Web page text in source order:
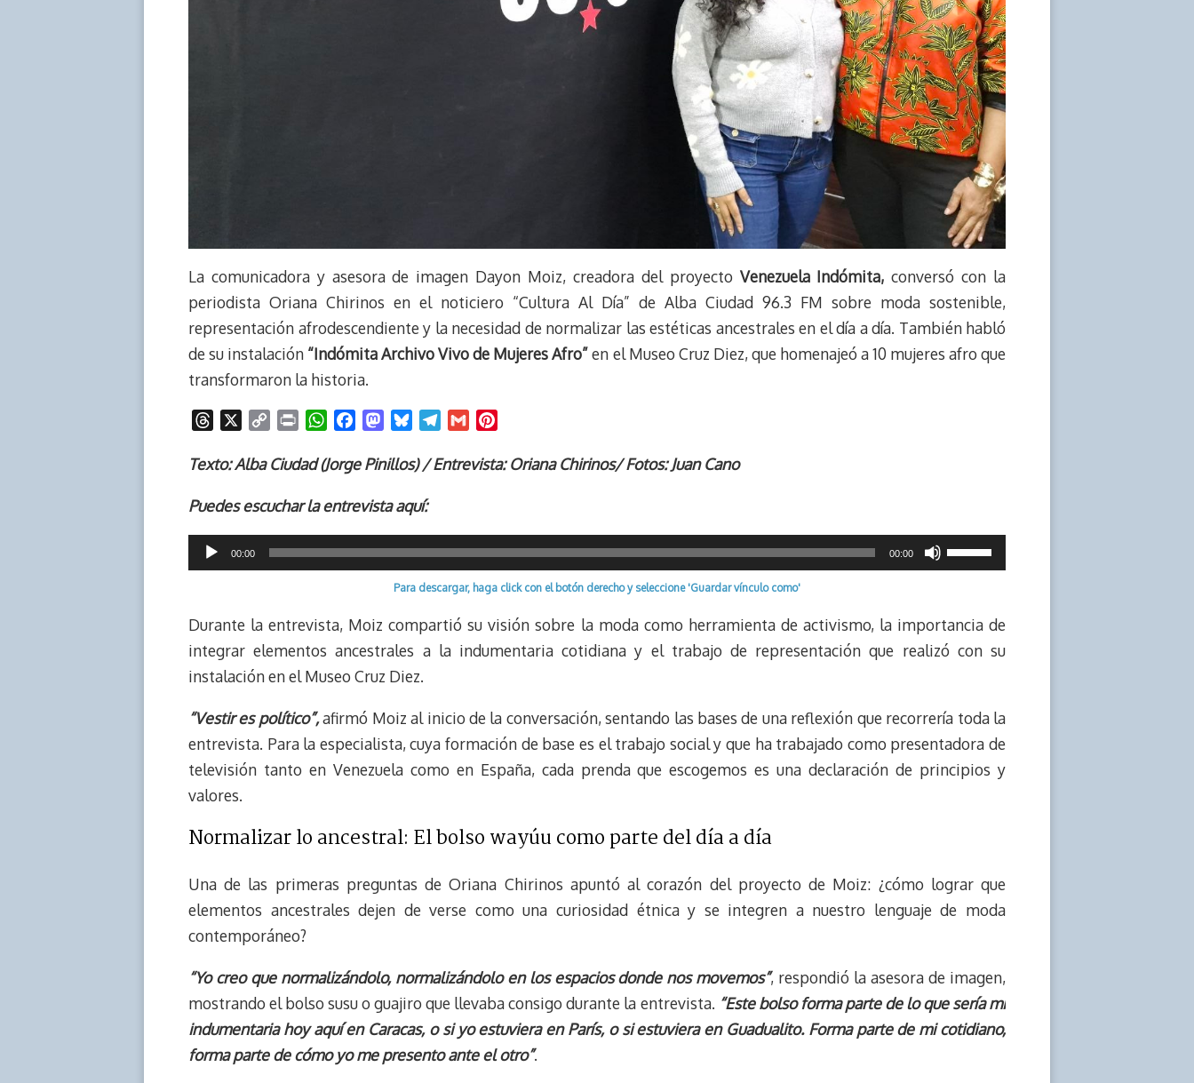
La comunicadora y asesora de imagen Dayon Moiz, creadora del proyecto Venezuela Indómita, conversó con la
periodista Oriana Chirinos en el noticiero “Cultura Al Día” de Alba Ciudad 96.3 FM sobre moda sostenible,
representación afrodescendiente y la necesidad de normalizar las estéticas ancestrales en el día a día. También habló
de su instalación “Indómita Archivo Vivo de Mujeres Afro”en el Museo Cruz Diez, que homenajeó a 10 mujeres afro que
transformaron la historia.
r
a
s
p
L
n
k
i
t
W
a
s
p
p
c
b
o
k
M
s
o
o
n
u
s
y
l
a
m
a
n
e
s
t
Texto: Alba Ciudad (Jorge Pinillos) / Entrevista: Oriana Chirinos/ Fotos: Juan Cano
Puedes escuchar la entrevista aquí:
Reproductor
de
00:00 00:00
Utiliza
las
de
flecha
aumentar
o
disminuir
Para descargar, haga click con el botón derecho y seleccione 'Guardar vínculo como'
Durante la entrevista, Moiz compartió su visión sobre la moda como herramienta de activismo, la importancia de
integrar elementos ancestrales a la indumentaria cotidiana y el trabajo de representación que realizó con su
instalación en el Museo Cruz Diez.
“Vestir es político”, afirmó Moiz al inicio de la conversación, sentando las bases de una reflexión que recorrería toda la
entrevista. Para la especialista, cuya formación de base es el trabajo social y que ha trabajado como presentadora de
televisión tanto en Venezuela como en España, cada prenda que escogemos es una declaración de principios y
valores.
Normalizar lo ancestral: El bolso wayúu como parte del día a día
Una de las primeras preguntas de Oriana Chirinos apuntó al corazón del proyecto de Moiz: ¿cómo lograr que
elementos ancestrales dejen de verse como una curiosidad étnica y se integren a nuestro lenguaje de moda
contemporáneo?
“Yo creo que normalizándolo, normalizándolo en los espacios donde nos movemos”, respondió la asesora de imagen,
mostrando el bolso susu o guajiro que llevaba consigo durante la entrevista. “Este bolso forma parte de lo que sería mi
indumentaria hoy aquí en Caracas, o si yo estuviera en París, o si estuviera en Guadualito. Forma parte de mi cotidiano,
forma parte de cómo yo me presento ante el otro”.